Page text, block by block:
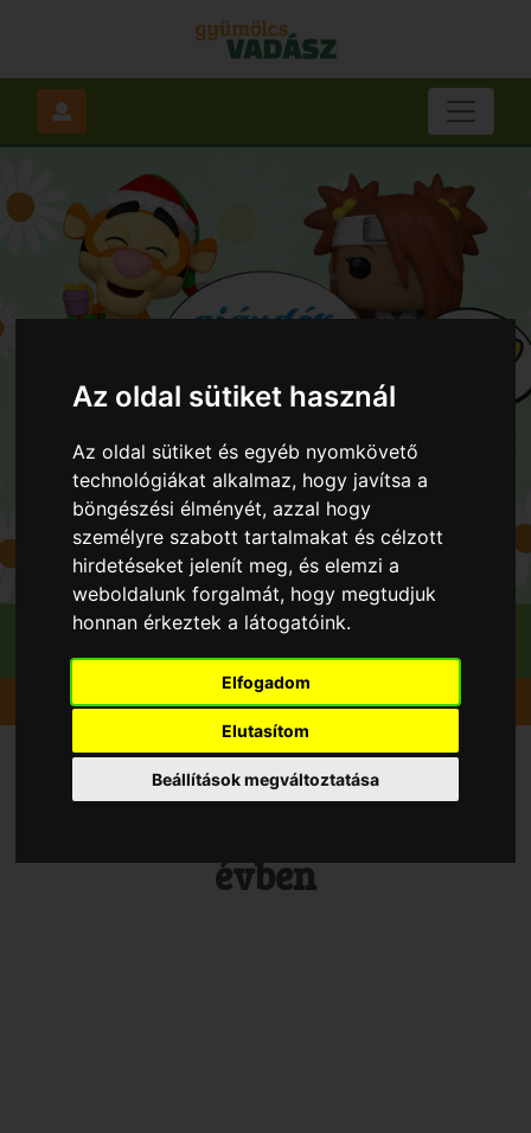
Az oldal sütiket használ
Az oldal sütiket és egyéb nyomkövető
technológiákat alkalmaz, hogy javítsa a
böngészési élményét, azzal hogy
személyre szabott tartalmakat és célzott
hirdetéseket jelenít meg, és elemzi a
weboldalunk forgalmát, hogy megtudjuk
honnan érkeztek a látogatóink.
Elfogadom
Elutasítom
Beállítások megváltoztatása
Szedd magad Áfonya Budapest Áfonya Kert
Vedd magad Áfonya,
évben